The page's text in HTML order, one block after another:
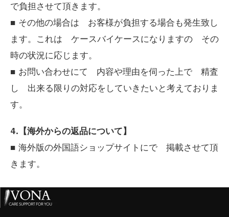
で負担させて頂きます。
■ その他の場合は お客様が負担する場合も発生致し
ます。これは ケースバイケースになりますの その
時の状況に応じます。
■ お問い合わせにて 内容や理由を伺った上で 精査
し 出来る限りの対応をしていきたいと考えておりま
す。
4.【海外からの返品について】
■ 海外版の外国語ショップサイトにで 掲載させて頂
きます。